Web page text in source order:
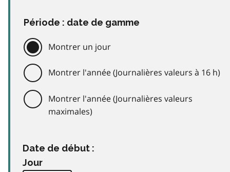
Période : date de gamme
Montrer un jour
Montrer l'année (Journalières valeurs à 16 h)
Montrer l'année (Journalières valeurs
maximales)
Date de début :
Jour